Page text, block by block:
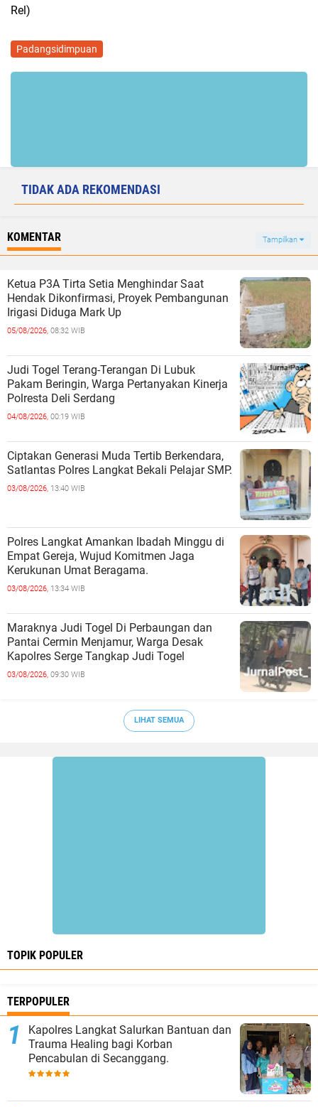
Rel)
Padangsidimpuan
TIDAK ADA REKOMENDASI
KOMENTAR Tampilkan
Ketua P3A Tirta Setia Menghindar Saat
Hendak Dikonfirmasi, Proyek Pembangunan
Irigasi Diduga Mark Up
05/08/2026, 08:32 WIB
Judi Togel Terang-Terangan Di Lubuk
Pakam Beringin, Warga Pertanyakan Kinerja
Polresta Deli Serdang
04/08/2026, 00:19 WIB
Ciptakan Generasi Muda Tertib Berkendara,
Satlantas Polres Langkat Bekali Pelajar SMP.
03/08/2026, 13:40 WIB
Polres Langkat Amankan Ibadah Minggu di
Empat Gereja, Wujud Komitmen Jaga
Kerukunan Umat Beragama.
03/08/2026, 13:34 WIB
Maraknya Judi Togel Di Perbaungan dan
Pantai Cermin Menjamur, Warga Desak
Kapolres Serge Tangkap Judi Togel
03/08/2026, 09:30 WIB
LIHAT SEMUA
TOPIK POPULER
TERPOPULER
Kapolres Langkat Salurkan Bantuan dan
Trauma Healing bagi Korban
Pencabulan di Secanggang.